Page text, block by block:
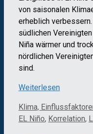
von saisonalen
erheblich
südlichen
Niña wärmer und
nördlichen
sind.
Weiterlesen
Kategorien
Klima,
EL Niño, Korrelation,